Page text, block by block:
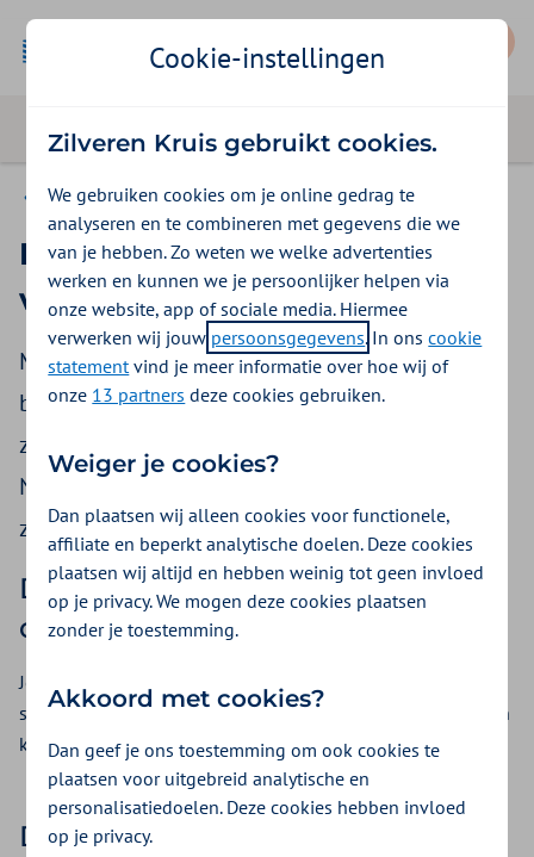
Goed voorbereid naar het buitenland
Krijg ik zorg in het buitenland
vergoed?
Met een basisverzekering ben je in het
buitenland altijd verzekerd voor spoedeisende
zorg. Is de spoedeisende zorg duurder dan in
Nederland? Dan heb je een aanvullende
zorgverzekering nodig, of een reisverzekering.
De basisverzekering vergoedt tot
de Nederlandse prijs
Je basisverzekering dekt alleen de kosten voor
spoedeisende zorg tot het Nederlandse tarief. Het verschil in
kosten betaal je zelf.
De aanvullende verzekering
Cookie-instellingen
Zilveren Kruis gebruikt cookies.
We gebruiken cookies om je online gedrag te
analyseren en te combineren met gegevens die we
van je hebben. Zo weten we welke advertenties
werken en kunnen we je persoonlijker helpen via
onze website, app of sociale media. Hiermee
verwerken wij jouw persoonsgegevens. In onscookie
statementvind je meer informatie over hoe wij of
onze 13 partners deze cookies gebruiken.
Weiger je cookies?
Dan plaatsen wij alleen cookies voor functionele,
affiliate en beperkt analytische doelen. Deze cookies
plaatsen wij altijd en hebben weinig tot geen invloed
op je privacy. We mogen deze cookies plaatsen
zonder je toestemming.
Akkoord met cookies?
Dan geef je ons toestemming om ook cookies te
plaatsen voor uitgebreid analytische en
personalisatiedoelen. Deze cookies hebben invloed
op je privacy.